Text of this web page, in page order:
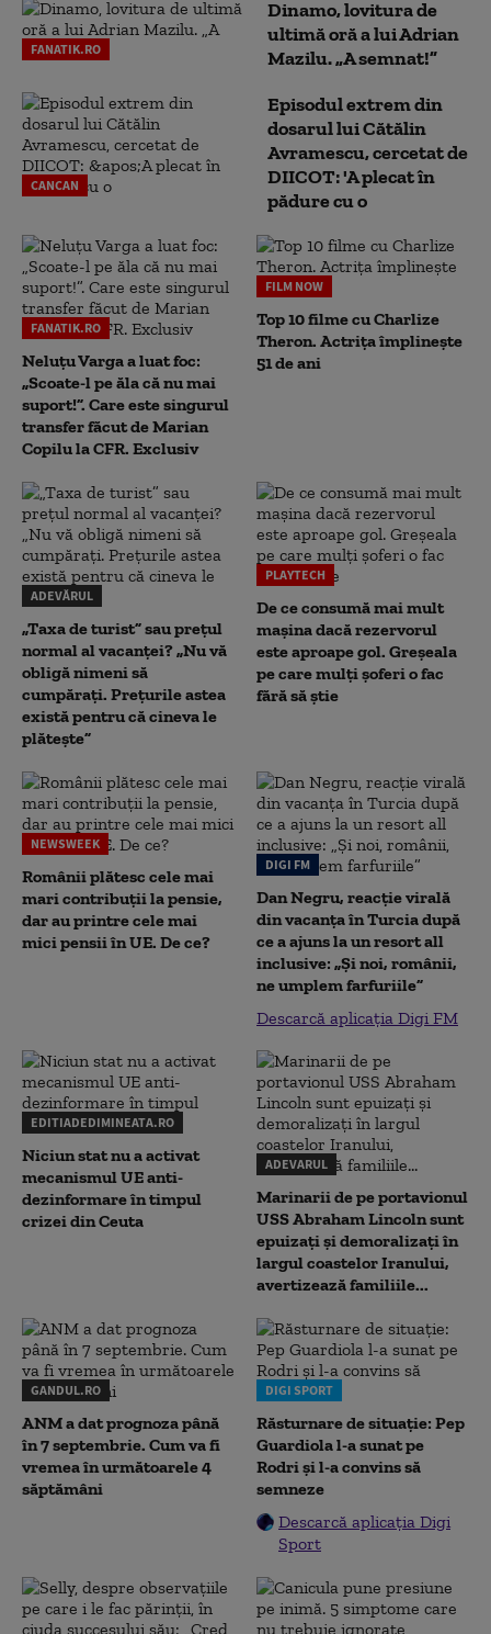
FANATIK.RO
Dinamo, lovitura de
ultimă oră a lui Adrian
Mazilu. „A semnat!”
CANCAN
Episodul extrem din
dosarul lui Cătălin
Avramescu, cercetat de
DIICOT: 'A plecat în
pădure cu o
FANATIK.RO
Neluțu Varga a luat foc:
„Scoate-l pe ăla că nu mai
suport!”. Care este singurul
transfer făcut de Marian
Copilu la CFR. Exclusiv
FILM NOW
Top 10 filme cu Charlize
Theron. Actrița împlinește
51 de ani
ADEVĂRUL
„Taxa de turist” sau prețul
normal al vacanței? „Nu vă
obligă nimeni să
cumpărați. Prețurile astea
există pentru că cineva le
plătește”
PLAYTECH
De ce consumă mai mult
mașina dacă rezervorul
este aproape gol. Greșeala
pe care mulți șoferi o fac
fără să știe
NEWSWEEK
Românii plătesc cele mai
mari contribuții la pensie,
dar au printre cele mai
mici pensii în UE. De ce?
DIGI FM
Dan Negru, reacție virală
din vacanța în Turcia după
ce a ajuns la un resort all
inclusive: „Și noi, românii,
ne umplem farfuriile”
Descarcă aplicația Digi FM
EDITIADEDIMINEATA.RO
Niciun stat nu a activat
mecanismul UE anti-
dezinformare în timpul
crizei din Ceuta
ADEVARUL
Marinarii de pe portavionul
USS Abraham Lincoln sunt
epuizați și demoralizați în
largul coastelor Iranului,
avertizează familiile...
GANDUL.RO
ANM a dat prognoza până
în 7 septembrie. Cum va fi
vremea în următoarele 4
săptămâni
DIGI SPORT
Răsturnare de situație: Pep
Guardiola l-a sunat pe
Rodri și l-a convins să
semneze
Descarcă aplicația Digi
Sport